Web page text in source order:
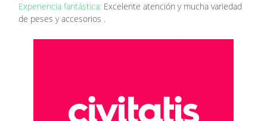
Experiencia fantástica: Excelente atención y mucha variedad
de peses y accesorios .